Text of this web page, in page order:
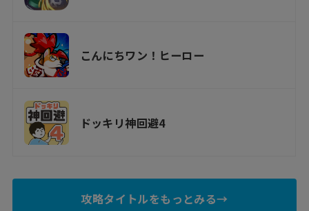
こんにちワン！ヒーロー
ドッキリ神回避4
攻略タイトルをもっとみる→